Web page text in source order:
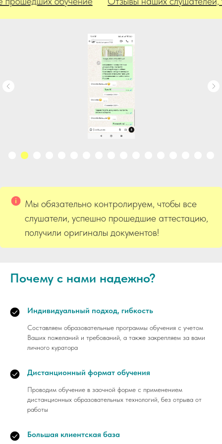
Мы обязательно контролируем, чтобы все
слушатели, успешно прошедшие аттестацию,
получили оригиналы документов!
Почему с нами надежно?
Индивидуальный подход, гибкость
Составляем образовательные программы обучения с учетом
Ваших пожеланий и требований, а также закрепляем за вами
личного куратора
Дистанционный формат обучения
Проводим обучение в заочной форме с применением
дистанционных образовательных технологий, без отрыва от
работы
Большая клиентская база